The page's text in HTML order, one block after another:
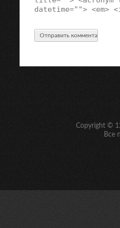
datetime="">
Copyright ©
Все